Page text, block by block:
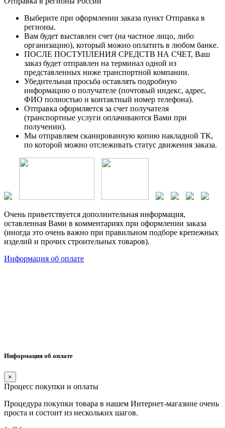
Выберите при оформлении заказа пункт Отправка в
регионы.
Вам будет выставлен счет (на частное лицо, либо
организацию), который можно оплатить в любом банке.
ПОСЛЕ ПОСТУПЛЕНИЯ СРЕДСТВ НА СЧЕТ, Ваш
заказ будет отправлен на терминал одной из
представленных ниже транспортной компании.
Убедительная просьба оставлять подробную
информацию о получателе (почтовый индекс, адрес,
ФИО полностью и контактный номер телефона).
Отправка оформляется за счет получателя
(транспортные услуги оплачиваются Вами при
получении).
Мы отправляем сканированную копию накладной ТК,
по которой можно отслеживать статус движения заказа.
Очень приветствуется дополнительная информация,
оставленная Вами в комментариях при оформлении заказа
(иногда это очень важно при правильном подборе крепежных
изделий и прочих строительных товаров).
Информация об оплате
Информация об оплате
×
Процесс покупки и оплаты
Процедура покупки товара в нашем Интернет-магазине очень
проста и состоит из нескольких шагов.